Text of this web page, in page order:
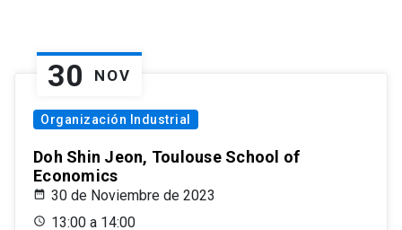
30 NOV
Organización Industrial
Doh Shin Jeon, Toulouse School of
Economics
30 de Noviembre de 2023
13:00 a 14:00